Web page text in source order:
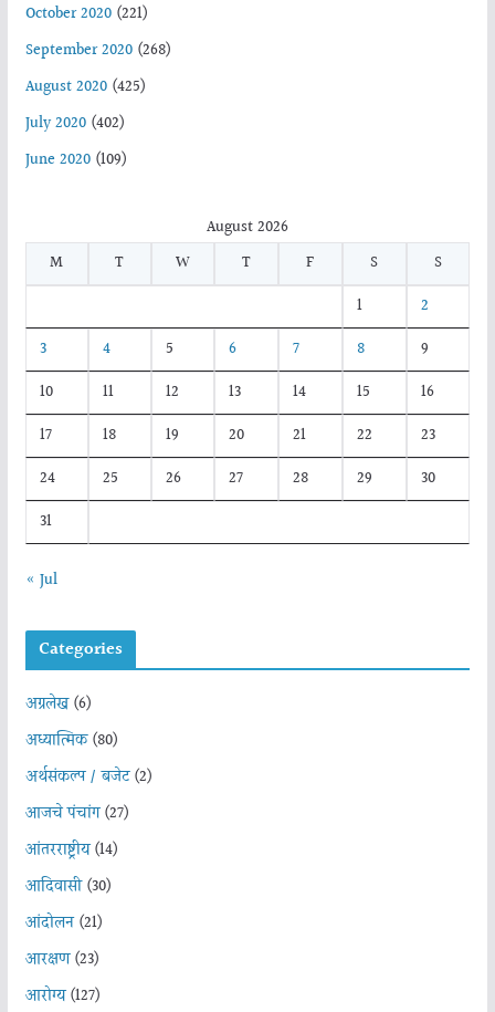
October 2020(221)
September 2020(268)
August 2020(425)
July 2020(402)
June 2020(109)
August 2026
M
T W T F S
S
1
2
3
4 5 6 7 8
9
10
11 12 13 14 15
16
17
18 19 20 21 22
23
24
25 26 27 28 29
30
31
« Jul
Categories
अग्रलेख(6)
अध्यात्मिक(80)
अर्थसंकल्प / बजेट(2)
आजचे पंचांग(27)
आंतरराष्ट्रीय(14)
आदिवासी(30)
आंदोलन(21)
आरक्षण(23)
आरोग्य(127)